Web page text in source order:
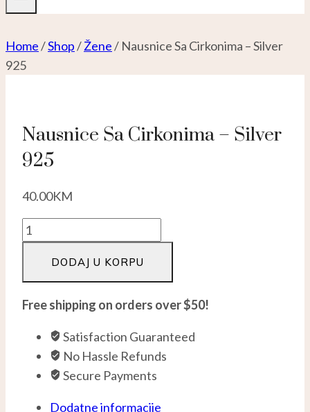
Home/Shop/Žene/ Nausnice Sa Cirkonima – Silver
925
Nausnice Sa Cirkonima – Silver
925
40.00KM
Nausnice
Sa
Cirkonima
-
Silver
količina
DODAJ U KORPU
Free shipping on orders over $50!
Satisfaction Guaranteed
No Hassle Refunds
Secure Payments
Dodatne informacije